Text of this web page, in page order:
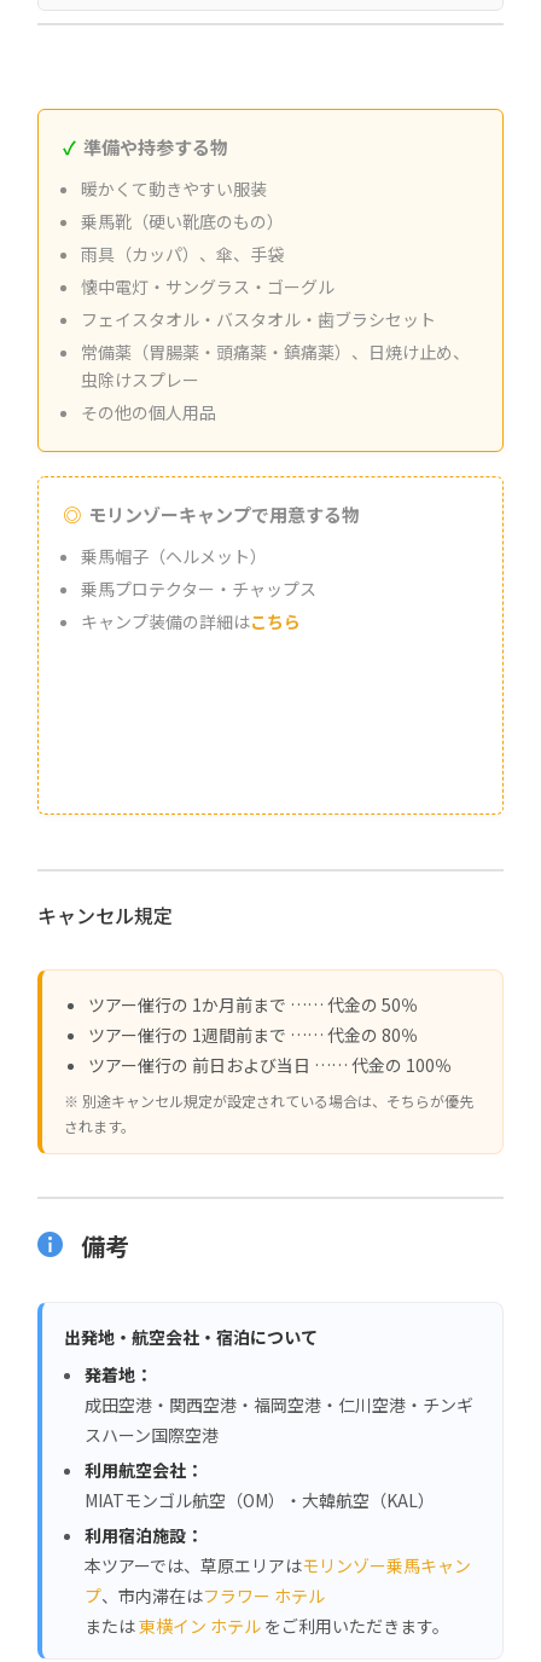
準備や持参する物
暖かくて動きやすい服装
乗馬靴（硬い靴底のもの）
雨具（カッパ）、傘、手袋
懐中電灯・サングラス・ゴーグル
フェイスタオル・バスタオル・歯ブラシセット
常備薬（胃腸薬・頭痛薬・鎮痛薬）、日焼け止め、
虫除けスプレー
その他の個人用品
モリンゾーキャンプで用意する物
乗馬帽子（ヘルメット）
乗馬プロテクター・チャップス
キャンプ装備の詳細はこちら
キャンセル規定
ツアー催行の 1か月前まで …… 代金の 50％
ツアー催行の 1週間前まで …… 代金の 80％
ツアー催行の 前日および当日 …… 代金の 100％
※ 別途キャンセル規定が設定されている場合は、そちらが優先
されます。
備考
出発地・航空会社・宿泊について
発着地：
成田空港・関西空港・福岡空港・仁川空港・チンギ
スハーン国際空港
利用航空会社：
MIATモンゴル航空（OM）・大韓航空（KAL）
利用宿泊施設：
本ツアーでは、草原エリアはモリンゾー乗馬キャン
プ、市内滞在はフラワー ホテル
または東横イン ホテルをご利用いただきます。